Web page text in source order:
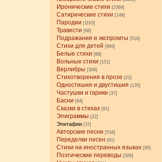
Иронические стихи [2369]
Сатирические стихи [149]
Пародии [1163]
Травести [66]
Подражания и экспромты [510]
Стихи для детей [869]
Белые стихи [88]
Вольные стихи [151]
Верлибры [309]
Стихотворения в прозе [22]
Одностишия и двустишия [135]
Частушки и гарики [37]
Басни [94]
Сказки в стихах [81]
Эпиграммы [22]
Эпитафии [37]
Авторские песни [516]
Переделки песен [61]
Стихи на иностранных языках [95]
Поэтические переводы [306]